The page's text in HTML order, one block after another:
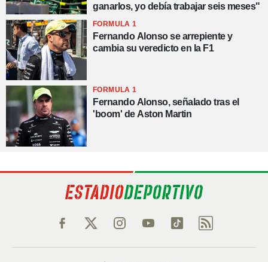
ganarlos, yo debía trabajar seis meses"
FORMULA 1
Fernando Alonso se arrepiente y
cambia su veredicto en la F1
FORMULA 1
Fernando Alonso, señalado tras el
'boom' de Aston Martin